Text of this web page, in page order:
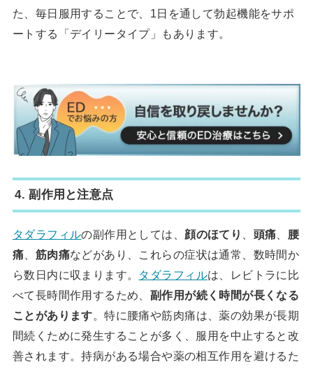
た、毎日服用することで、1日を通して勃起機能をサポ
ートする「デイリータイプ」もあります。
4. 副作用と注意点
タダラフィルの副作用としては、 顔のほてり 頭痛
腰
痛
筋肉痛などがあり、これらの症状は通常、数時間か
ら数日内に収まります。 タダラフィルは、レビトラに比
べて長時間作用するため、 副作用が続く時間が長くなる
ことがあります。特に腰痛や筋肉痛は、薬の効果が長期
間続くために発生することが多く、服用を中止すると改
善されます。持病がある場合や薬の相互作用を避けるた